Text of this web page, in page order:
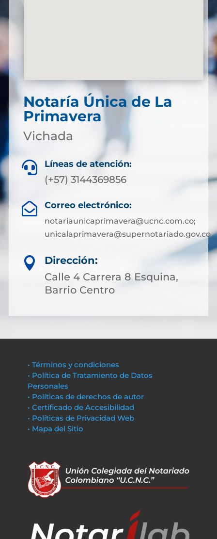
Notaría Única de La
Primavera
Vichada
 Líneas de atención:
(+57) 3144369856
 Correo electrónico:
notariaunicaprimavera@ucnc.com.co;
unicalaprimavera@supernotariado.gov.co

Dirección:
Calle 4 Carrera 8 Esquina,
Barrio Centro
• Términos y condiciones
• Política de Tratamiento de Datos
Personales
• Políticas de derechos de autor
• Certificado de Accesibilidad
• Políticas de Privacidad Web
• Mapa del Sitio